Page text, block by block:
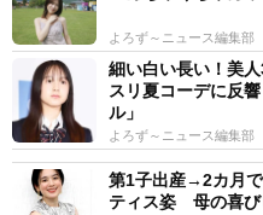
よろず～ニュース編集部
細い白い長い！美
スリ夏コーデに反
ル」
よろず～ニュース編集部
第1子出産→2カ月
ティス姿 母の喜び